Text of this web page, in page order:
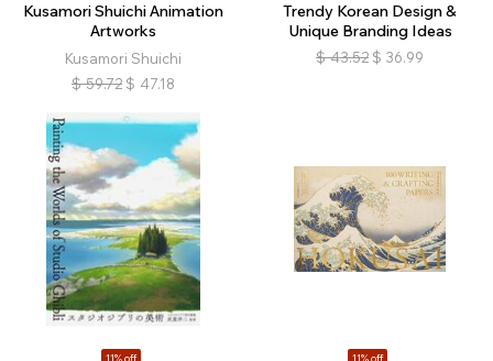
Kusamori Shuichi Animation
Artworks
Kusamori Shuichi
$ 59.72 $ 47.18
Trendy Korean Design &
Unique Branding Ideas
$ 43.52 $ 36.99